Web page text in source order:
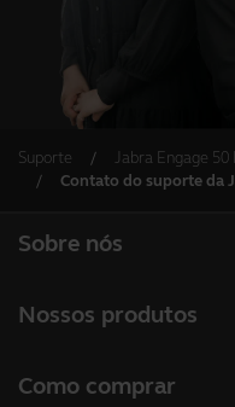
Suporte
Jabra Engage 50
Contato do suporte da
Sobre nós
Sustentabilidade
Nossos produtos
Como comprar